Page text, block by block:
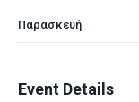
Παρασκευή
Event Details